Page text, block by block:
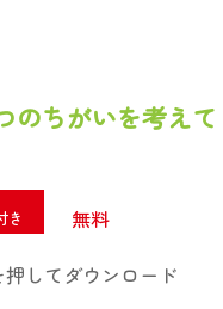
のちがいを考えて
き
無料
してダウンロード